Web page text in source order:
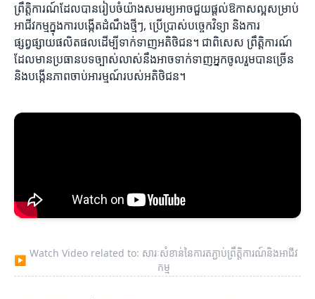
ព្រឹត្តិការណ៍ដែលបានរៀបចំយ៉ាងសមរម្យអាចជួយផ្តល់ឱកាសល្អសម្រាប់
អាជីវកម្មក្នុងការបង្កើតដំណឹងថ្មីៗ, ប្រើប្រាស់បច្ចេកវិទ្យា និងការ
ផ្សព្វផ្សាយផលិតផលដើម្បីទាក់ទាញអតិថិជន។ ជាពិសេស ព្រឹត្តិការណ៍
ដែលមានប្រធានបទច្បាស់លាស់នឹងអាចទាក់ទាញអ្នកចូលរួមបានច្រើន
និងបង្កើនភាពចាប់អារម្មណ៍របស់អតិថិជន។
▶
Watch Video related to: សារៈសំខាន់នៃការតភ្ជាប់ព្រឹត្តិការណ៍និងអាជីវ
កម្ម